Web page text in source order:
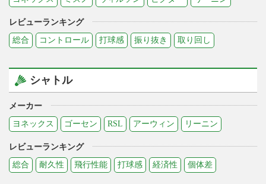
レビューランキング
総合
コントロール 打球感 振り抜き 取り回し
シャトル
メーカー
ヨネックス
ゴーセン RSL アーウィン リーニン
レビューランキング
総合
耐久性 飛行性能 打球感 経済性 個体差